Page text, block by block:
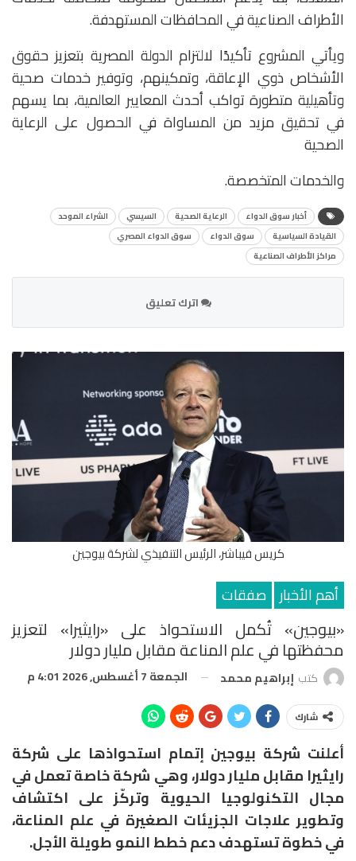
الأطراف الصناعية في المحافظات المستهدفة.
ويأتي المشروع تأكيدًا لالتزام الدولة المصرية بتعزيز حقوق
الأشخاص ذوي الإعاقة، وتمكينهم، وتوفير خدمات صحية
وتأهيلية متطورة تواكب أحدث المعايير العالمية، بما يسهم
في تحقيق مزيد من المساواة في الحصول على الرعاية
الصحية
والخدمات المتخصصة.
أخبار سوق الدواء الرعاية الصحية السيسي
الشراء الموحد
القيادة السياسية
سوق الدواء
سوق الدواء المصري
مراكز الأطراف الصناعية
اترك تعليق
كريس فيباشر، الرئيس التنفيذي لشركة بيوجين
أهم الأخبار صفقات
«بيوجين» تُكمل الاستحواذ على «رايثيرا» لتعزيز
محفظتها في علم المناعة مقابل مليار دولار
كتب إبراهيم محمد الجمعة 7 أغسطس, 2026 4:01 م
شارك
أعلنت شركة بيوجين إتمام استحواذها على شركة
رايثيرا مقابل مليار دولار، وهي شركة خاصة تعمل في
مجال التكنولوجيا الحيوية وتركّز على اكتشاف
وتطوير علاجات الجزيئات الصغيرة في علم المناعة،
في خطوة تستهدف دعم خطط النمو طويلة الأجل.